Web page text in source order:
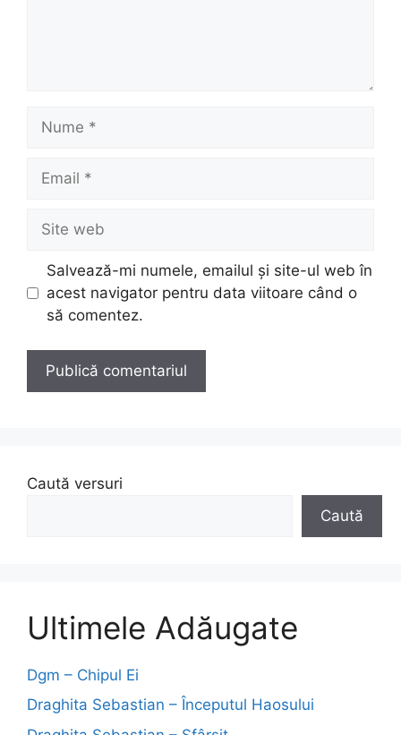
Nume
Email
Site
web
Salvează-mi numele, emailul și site-ul web în
acest navigator pentru data viitoare când o
să comentez.
Caută versuri
Caută
Ultimele Adăugate
Dgm – Chipul Ei
Draghita Sebastian – Începutul Haosului